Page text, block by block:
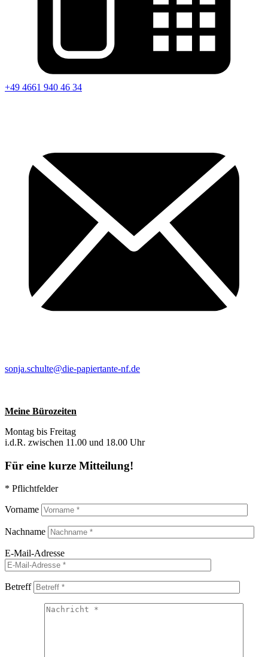
+49 4661 940 46 34
sonja.schulte@die-papiertante-nf.de
Meine Bürozeiten
Montag bis Freitag
i.d.R. zwischen 11.00 und 18.00 Uhr
Für eine kurze Mitteilung!
* Pflichtfelder
Vorname
Nachname
E-Mail-Adresse
Betreff